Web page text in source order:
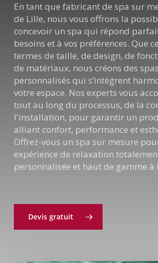
En tant que fabricant de spa sur
de Lille, nous vous offrons la
concevoir un spa qui répond
besoins et à vos préférences. Que
termes de taille, de design, de
de matériaux, nous créons des spas
personnalisés qui s’intègrent
votre espace. Nos experts vous
tout au long du processus, de la
l'installation, pour garantir un
alliant confort, performance et
Offrez-vous un spa sur mesure
expérience de relaxation
personnalisée et haut de gamme à
Devis gratuit